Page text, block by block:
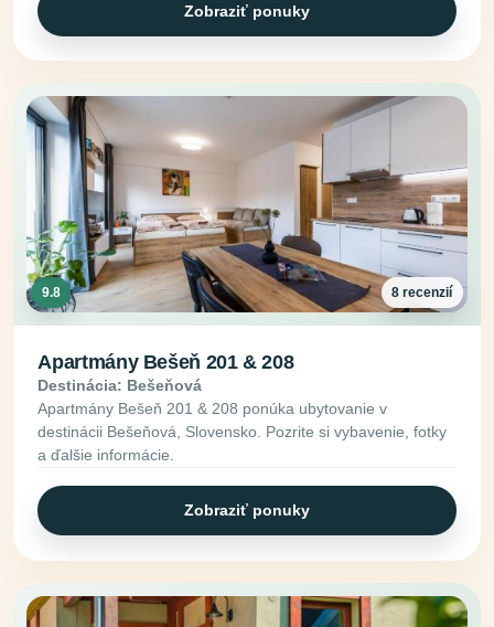
Zobraziť ponuky
9.8 8 recenzií
Apartmány Bešeň 201 & 208
Destinácia: Bešeňová
Apartmány Bešeň 201 & 208 ponúka ubytovanie v
destinácii Bešeňová, Slovensko. Pozrite si vybavenie, fotky
a ďalšie informácie.
Zobraziť ponuky